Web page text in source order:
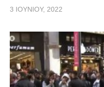
3 ΙΟΥΝΊΟΥ, 2022